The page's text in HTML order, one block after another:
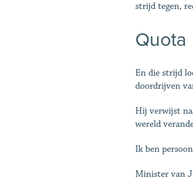
strijd tegen,
Quota
En die strijd
doordrijven
Hij verwijst
wereld
Ik ben
Minister van